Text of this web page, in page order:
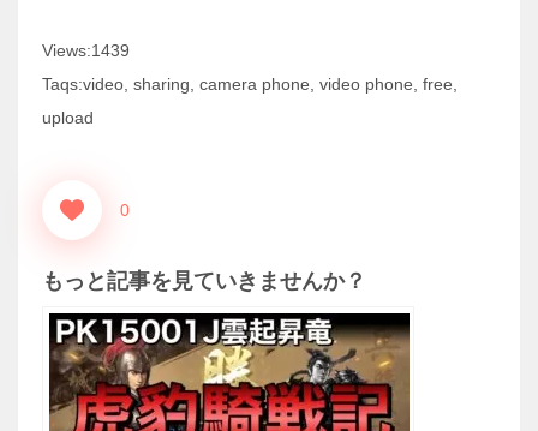
Views:1439
Taqs:video, sharing, camera phone, video phone, free,
upload
0
もっと記事を見ていきませんか？